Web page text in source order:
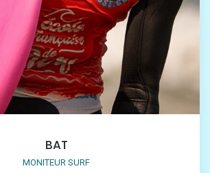
BAT
MONITEUR SURF